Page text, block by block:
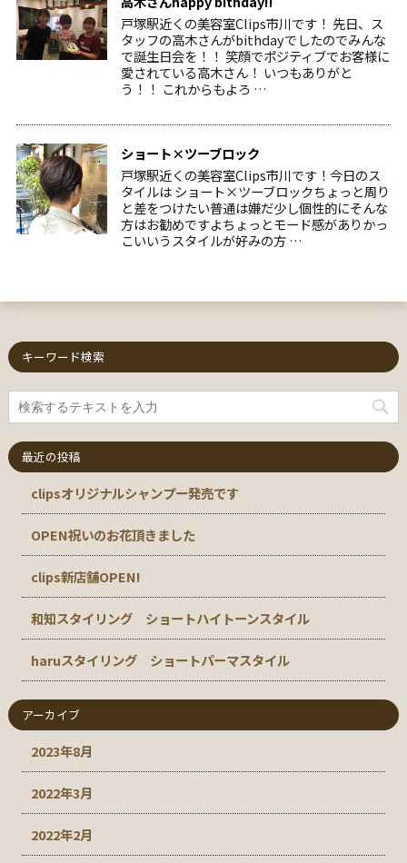
戸塚駅近くの美容室Clips市川です！ 先日、ス
タッフの高木さんがbithdayでしたのでみんな
で誕生日会を！！ 笑顔でポジティブでお客様に
愛されている高木さん！ いつもありがと
う！！ これからもよろ …
ショート×ツーブロック
戸塚駅近くの美容室Clips市川です！今日のス
タイルは ショート×ツーブロックちょっと周り
と差をつけたい普通は嫌だ少し個性的にそんな
方はお勧めですよちょっとモード感がありかっ
こいいうスタイルが好みの方 …
キーワード検索
最近の投稿
clipsオリジナルシャンプー発売です
OPEN祝いのお花頂きました
clips新店舗OPEN!
和知スタイリング ショートハイトーンスタイル
haruスタイリング ショートパーマスタイル
アーカイブ
2023年8月
2022年3月
2022年2月